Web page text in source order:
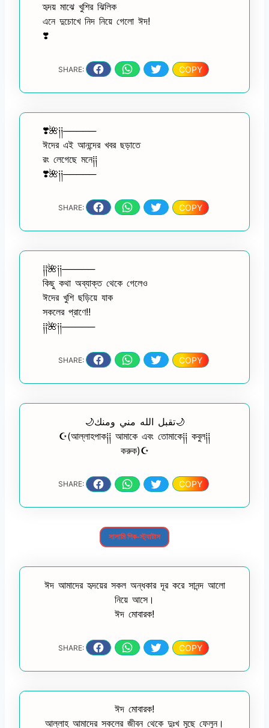
হৃদয় মাঝে খুশির ঝিলিক
এনে দুচোখে নিদ নিয়ে গেলো ঈদ!
❣️
SHARE: COPY
❣️🌺༏༏─────
ঈদের এই আনন্দের খবর ছড়াতে
রং লেগেছে মনে༐༐
❣️🌺༏༏─────
SHARE: COPY
༐༐🌺༏༏─────
কিছু কথা অব্যাক্ত থেকে গেলেও
ঈদের খুশি ছড়িয়ে যাক
সকলের প্রাণে!!
༐༐🌺༏༏─────
SHARE: COPY
🌙تقبل الله مني ومنك🌙
☪(আল্লাহপাক༐༐ আমাকে এবং তোমাকে༐༐ কবুল༐༐
করুক)☪
SHARE: COPY
সালামি পিক-স্ট্যাটাস
ঈদ আমাদের হৃদয়ের সকল অন্ধকার দূর করে সানন্দ আলো
নিয়ে আসে।
ঈদ মোবারক!
SHARE: COPY
ঈদ মোবারক!
আল্লাহ আমাদের সকলের জীবন থেকে দুঃখ মুছে ফেলুন।